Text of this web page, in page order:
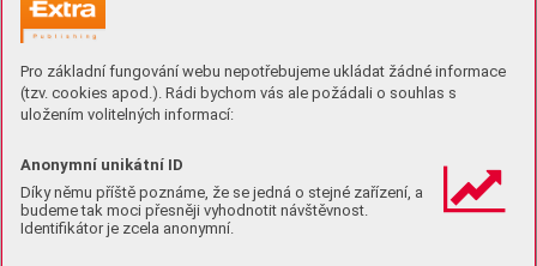
Pro základní fungování webu nepotřebujeme ukládat žádné informace
(tzv. cookies apod.). Rádi bychom vás ale požádali o souhlas s
uložením volitelných informací:
Anonymní unikátní ID
Díky němu příště poznáme, že se jedná o stejné zařízení, a
budeme tak moci přesněji vyhodnotit návštěvnost.
Identifikátor je zcela anonymní.
Koupit (49 Kč)